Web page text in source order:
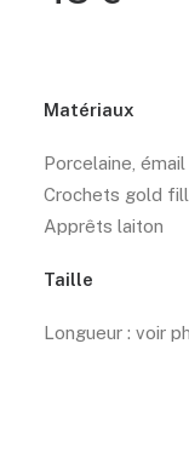
Matériaux
Porcelaine,
Crochets gold
Apprêts laiton
Taille
Longueur : voir